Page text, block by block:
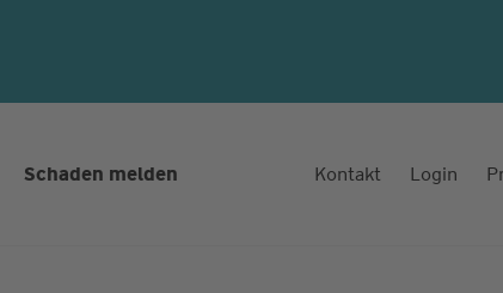
Schaden melden Kontakt Login